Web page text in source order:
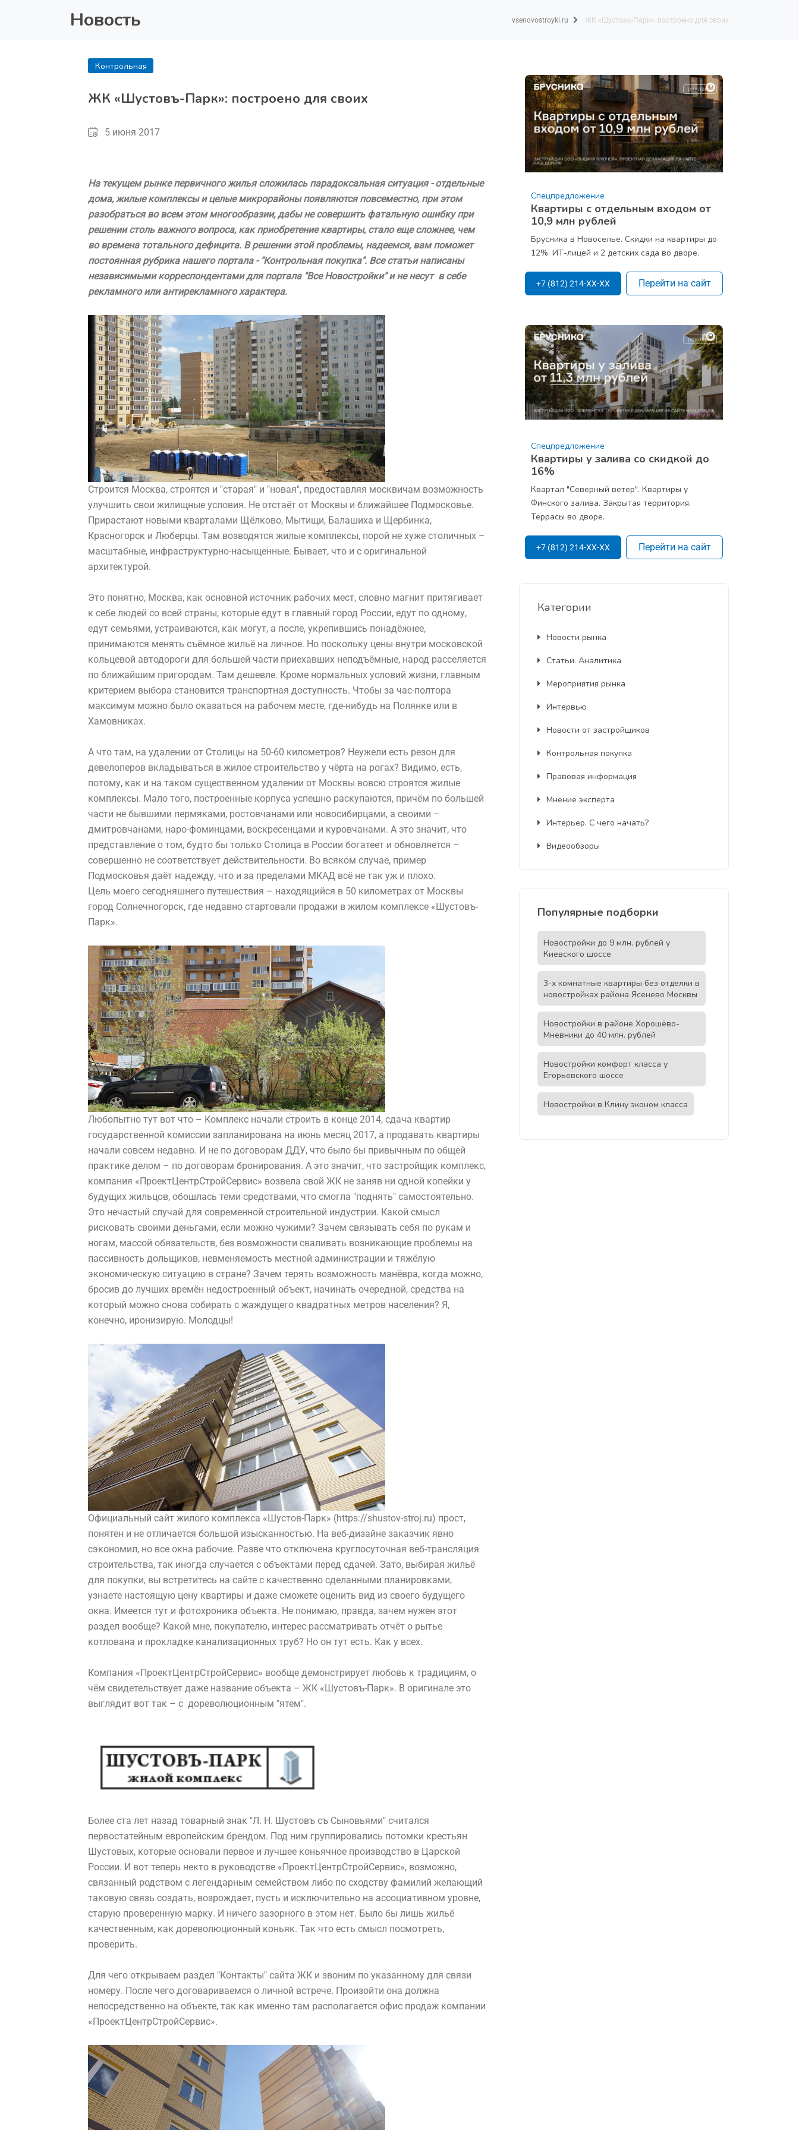
Новость vsenovostroyki.ru ЖК «Шустовъ-Парк»: построено для своих
Контрольная
ЖК «Шустовъ-Парк»: построено для своих
5 июня 2017
На текущем рынке первичного жилья сложилась парадоксальная ситуация - отдельные
дома, жилые комплексы и целые микрорайоны появляются повсеместно, при этом
разобраться во всем этом многообразии, дабы не совершить фатальную ошибку при
решении столь важного вопроса, как приобретение квартиры, стало еще сложнее, чем
во времена тотального дефицита. В решении этой проблемы, надеемся, вам поможет
постоянная рубрика нашего портала - "Контрольная покупка". Все статьи написаны
независимыми корреспондентами для портала "Все Новостройки" и не несут в себе
рекламного или антирекламного характера.
Строится Москва, строятся и "старая" и "новая", предоставляя москвичам возможность
улучшить свои жилищные условия. Не отстаёт от Москвы и ближайшее Подмосковье.
Прирастают новыми кварталами Щёлково, Мытищи, Балашиха и Щербинка,
Красногорск и Люберцы. Там возводятся жилые комплексы, порой не хуже столичных –
масштабные, инфраструктурно-насыщенные. Бывает, что и с оригинальной
архитектурой.
Это понятно, Москва, как основной источник рабочих мест, словно магнит притягивает
к себе людей со всей страны, которые едут в главный город России, едут по одному,
едут семьями, устраиваются, как могут, а после, укрепившись понадёжнее,
принимаются менять съёмное жильё на личное. Но поскольку цены внутри московской
кольцевой автодороги для большей части приехавших неподъёмные, народ расселяется
по ближайшим пригородам. Там дешевле. Кроме нормальных условий жизни, главным
критерием выбора становится транспортная доступность. Чтобы за час-полтора
максимум можно было оказаться на рабочем месте, где-нибудь на Полянке или в
Хамовниках.
А что там, на удалении от Столицы на 50-60 километров? Неужели есть резон для
девелоперов вкладываться в жилое строительство у чёрта на рогах? Видимо, есть,
потому, как и на таком существенном удалении от Москвы вовсю строятся жилые
комплексы. Мало того, построенные корпуса успешно раскупаются, причём по большей
части не бывшими пермяками, ростовчанами или новосибирцами, а своими –
дмитровчанами, наро-фоминцами, воскресенцами и куровчанами. А это значит, что
представление о том, будто бы только Столица в России богатеет и обновляется –
совершенно не соответствует действительности. Во всяком случае, пример
Подмосковья даёт надежду, что и за пределами МКАД всё не так уж и плохо.
Цель моего сегодняшнего путешествия – находящийся в 50 километрах от Москвы
город Солнечногорск, где недавно стартовали продажи в жилом комплексе «Шустовъ-
Парк».
Любопытно тут вот что – Комплекс начали строить в конце 2014, сдача квартир
государственной комиссии запланирована на июнь месяц 2017, а продавать квартиры
начали совсем недавно. И не по договорам ДДУ, что было бы привычным по общей
практике делом – по договорам бронирования. А это значит, что застройщик комплекс,
компания «ПроектЦентрСтройСервис» возвела свой ЖК не заняв ни одной копейки у
будущих жильцов, обошлась теми средствами, что смогла "поднять" самостоятельно.
Это нечастый случай для современной строительной индустрии. Какой смысл
рисковать своими деньгами, если можно чужими? Зачем связывать себя по рукам и
ногам, массой обязательств, без возможности сваливать возникающие проблемы на
пассивность дольщиков, невменяемость местной администрации и тяжёлую
экономическую ситуацию в стране? Зачем терять возможность манёвра, когда можно,
бросив до лучших времён недостроенный объект, начинать очередной, средства на
который можно снова собирать с жаждущего квадратных метров населения? Я,
конечно, иронизирую. Молодцы!
Официальный сайт жилого комплекса «Шустов-Парк» (https://shustov-stroj.ru) прост,
понятен и не отличается большой изысканностью. На веб-дизайне заказчик явно
сэкономил, но все окна рабочие. Разве что отключена круглосуточная веб-трансляция
строительства, так иногда случается с объектами перед сдачей. Зато, выбирая жильё
для покупки, вы встретитесь на сайте с качественно сделанными планировками,
узнаете настоящую цену квартиры и даже сможете оценить вид из своего будущего
окна. Имеется тут и фотохроника объекта. Не понимаю, правда, зачем нужен этот
раздел вообще? Какой мне, покупателю, интерес рассматривать отчёт о рытье
котлована и прокладке канализационных труб? Но он тут есть. Как у всех.
Компания «ПроектЦентрСтройСервис» вообще демонстрирует любовь к традициям, о
чём свидетельствует даже название объекта – ЖК «Шустовъ-Парк». В оригинале это
выглядит вот так – с дореволюционным "ятем".
Более ста лет назад товарный знак "Л. Н. Шустовъ съ Сыновьями" считался
первостатейным европейским брендом. Под ним группировались потомки крестьян
Шустовых, которые основали первое и лучшее коньячное производство в Царской
России. И вот теперь некто в руководстве «ПроектЦентрСтройСервис», возможно,
связанный родством с легендарным семейством либо по сходству фамилий желающий
таковую связь создать, возрождает, пусть и исключительно на ассоциативном уровне,
старую проверенную марку. И ничего зазорного в этом нет. Было бы лишь жильё
качественным, как дореволюционный коньяк. Так что есть смысл посмотреть,
проверить.
Для чего открываем раздел "Контакты" сайта ЖК и звоним по указанному для связи
номеру. После чего договариваемся о личной встрече. Произойти она должна
непосредственно на объекте, так как именно там располагается офис продаж компании
«ПроектЦентрСтройСервис».
Спецпредложение
Квартиры с отдельным входом от
10,9 млн рублей
Брусника в Новоселье. Скидки на квартиры до
12%. ИТ-лицей и 2 детских сада во дворе.
+7 (812) 214-XX-XX Перейти на сайт
Спецпредложение
Квартиры у залива со скидкой до
16%
Квартал "Северный ветер". Квартиры у
Финского залива. Закрытая территория.
Террасы во дворе.
+7 (812) 214-XX-XX Перейти на сайт
Категории
Новости рынка
Статьи. Аналитика
Мероприятия рынка
Интервью
Новости от застройщиков
Контрольная покупка
Правовая информация
Мнение эксперта
Интерьер. С чего начать?
Видеообзоры
Популярные подборки
Новостройки до 9 млн. рублей у
Киевского шоссе
3-х комнатные квартиры без отделки в
новостройках района Ясенево Москвы
Новостройки в районе Хорошёво-
Мневники до 40 млн. рублей
Новостройки комфорт класса у
Егорьевского шоссе
Новостройки в Клину эконом класса